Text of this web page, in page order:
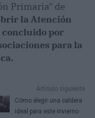
Primaria" de
la Atención
concluido por
para la
Artículo siguiente
Cómo elegir una caldera
ideal para este invierno